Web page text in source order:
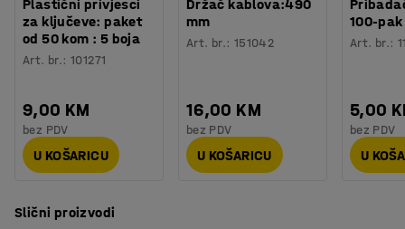
Plastični privjesci
za ključeve: paket
od 50 kom : 5 boja
Art. br.:101271
9,00 KM
bez PDV
U KOŠARICU
Držač kablova:490
mm
Art. br.: 151042
16,00 KM
bez PDV
U KOŠARICU
100-pak
Art. br.:
5,00
bez PDV
U
Slični proizvodi